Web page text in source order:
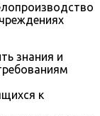
знания и
к